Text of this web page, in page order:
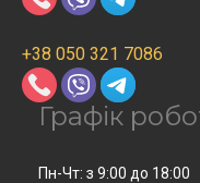
+38 050 321 7086
Графік
Пн-Чт: з 9:00 до 18:00